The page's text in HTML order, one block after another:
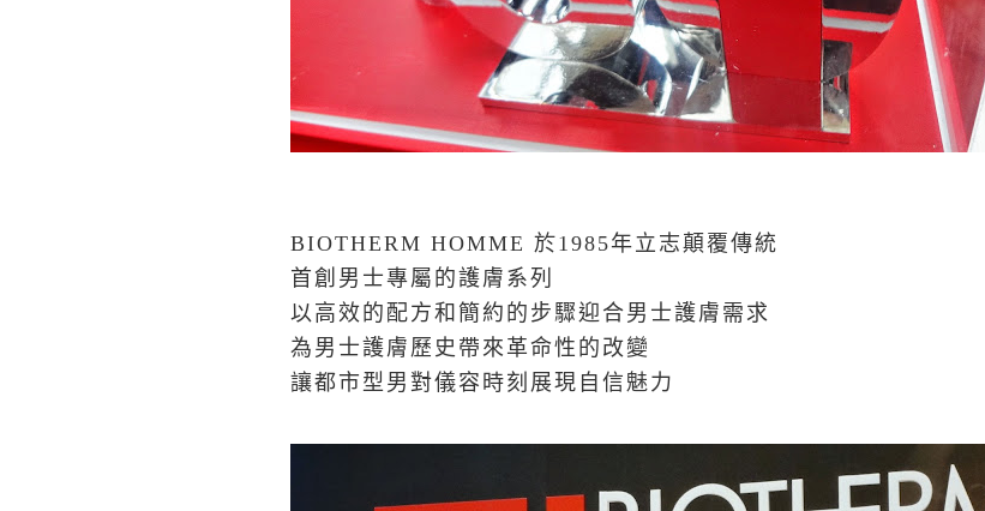
BIOTHERM HOMME 於1985年立志顛覆傳統
首創男士專屬的護膚系列
以高效的配方和簡約的步驟迎合男士護膚需求
為男士護膚歷史帶來革命性的改變
讓都市型男對儀容時刻展現自信魅力